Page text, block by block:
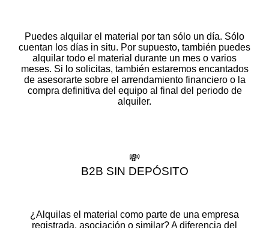
Puedes alquilar el material por tan sólo un día. Sólo
cuentan los días in situ. Por supuesto, también puedes
alquilar todo el material durante un mes o varios
meses. Si lo solicitas, también estaremos encantados
de asesorarte sobre el arrendamiento financiero o la
compra definitiva del equipo al final del periodo de
alquiler.
💸
B2B SIN DEPÓSITO
¿Alquilas el material como parte de una empresa
registrada, asociación o similar? A diferencia del